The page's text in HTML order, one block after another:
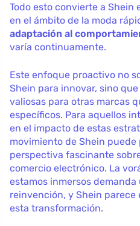
Todo esto convierte a Shein
en el ámbito de la moda
adaptación al
varía continuamente.
Este enfoque proactivo no
Shein para innovar, sino
valiosas para otras marcas
específicos. Para aquellos
en el impacto de estas
movimiento de Shein
perspectiva fascinante
comercio electrónico. La
estamos inmersos
reinvención, y Shein
esta transformación.